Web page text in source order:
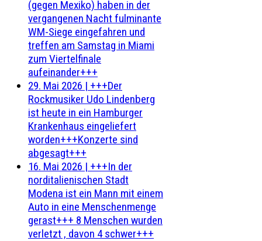
(gegen Mexiko) haben in der
vergangenen Nacht fulminante
WM-Siege eingefahren und
treffen am Samstag in Miami
zum Viertelfinale
aufeinander+++
29. Mai 2026 | +++Der
Rockmusiker Udo Lindenberg
ist heute in ein Hamburger
Krankenhaus eingeliefert
worden+++Konzerte sind
abgesagt+++
16. Mai 2026 | +++In der
norditalienischen Stadt
Modena ist ein Mann mit einem
Auto in eine Menschenmenge
gerast+++ 8 Menschen wurden
verletzt , davon 4 schwer+++